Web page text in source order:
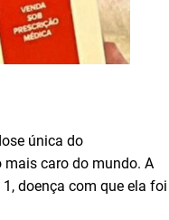
única do
mais caro do mundo. A
doença com que ela foi